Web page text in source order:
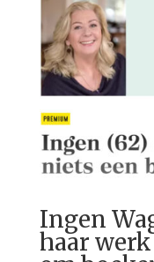
Ingen
haar